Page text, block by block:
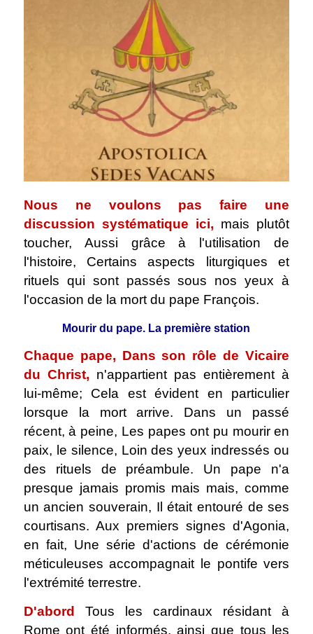
Nous ne voulons pas faire une
discussion systématique ici, mais plutôt
toucher, Aussi grâce à l'utilisation de
l'histoire, Certains aspects liturgiques et
rituels qui sont passés sous nos yeux à
l'occasion de la mort du pape François.
Mourir du pape. La première station
Chaque pape, Dans son rôle de Vicaire
du Christ, n'appartient pas entièrement à
lui-même; Cela est évident en particulier
lorsque la mort arrive. Dans un passé
récent, à peine, Les papes ont pu mourir en
paix, le silence, Loin des yeux indressés ou
des rituels de préambule. Un pape n'a
presque jamais promis mais mais, comme
un ancien souverain, Il était entouré de ses
courtisans. Aux premiers signes d'Agonia,
en fait, Une série d'actions de cérémonie
méticuleuses accompagnait le pontife vers
l'extrémité terrestre.
D'abord Tous les cardinaux résidant à
Rome ont été informés, ainsi que tous les